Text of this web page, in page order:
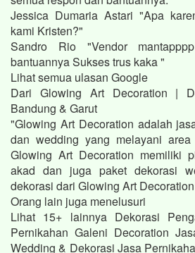
Jessica Dumaria Astari "Apa
kami Kristen?"
Sandro Rio "Vendor
bantuannya Sukses trus kaka "
Lihat semua ulasan Google
Dari Glowing Art Decoration |
Bandung & Garut
"Glowing Art Decoration adalah
dan wedding yang melayani
Glowing Art Decoration memiliki
akad dan juga paket dekorasi
dekorasi dari Glowing Art
Orang lain juga menelusuri
Lihat 15+ lainnya Dekorasi
Pernikahan Galeni Decoration
Wedding & Dekorasi Jasa